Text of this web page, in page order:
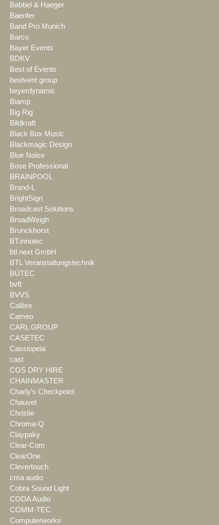
Babbel & Haeger
Baenfer
Band Pro Munich
Barco
Bayer Events
BDKV
Best of Events
bestvent group
beyerdynamic
Biamp
Big Rig
Bildkraft
Black Box Music
Blackmagic Design
Blue Noise
Bose Professional
BRAINPOOL
Brand-L
BrightSign
Broadcast Solutions
BroadWeigh
Brunckhorst
BT.innotec
btl next GmbH
BTL Veranstaltungstechnik
BÜTEC
bvft
BVVS
Calibre
Cameo
CARL GROUP
CASETEC
Cassiopeia
cast
CGS DRY HIRE
CHAINMASTER
Charly's Checkpoint
Chauvet
Christie
Chroma-Q
Claypaky
Clear-Com
ClearOne
Clevertouch
cma audio
Cobra Sound Light
CODA Audio
COMM-TEC
Computerworks